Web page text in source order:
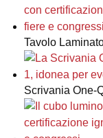
Tavolo
Scrivania One-